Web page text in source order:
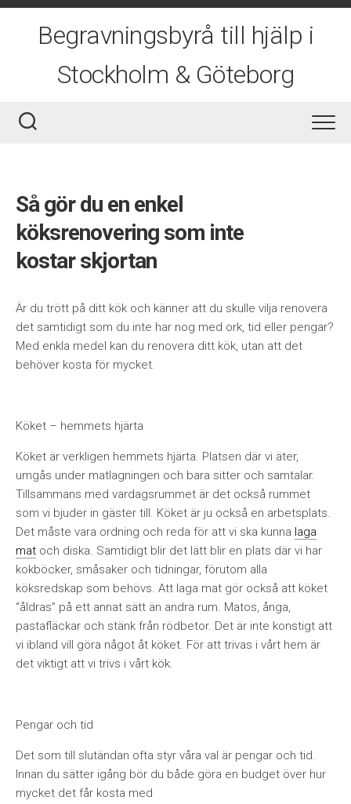
Skip
contentBegravningsbyrå till hjälp i
Stockholm & Göteborg
Så gör du en enkel
köksrenovering som inte
kostar skjortan
Är du trött på ditt kök och känner att du skulle vilja renovera
det samtidigt som du inte har nog med ork, tid eller pengar?
Med enkla medel kan du renovera ditt kök, utan att det
behöver kosta för mycket.
Köket – hemmets hjärta
Köket är verkligen hemmets hjärta. Platsen där vi äter,
umgås under matlagningen och bara sitter och samtalar.
Tillsammans med vardagsrummet är det också rummet
som vi bjuder in gäster till. Köket är ju också en arbetsplats.
Det måste vara ordning och reda för att vi ska kunna laga
mat och diska. Samtidigt blir det lätt blir en plats där vi har
kokböcker, småsaker och tidningar, förutom alla
köksredskap som behövs. Att laga mat gör också att köket
“åldras” på ett annat sätt än andra rum. Matos, ånga,
pastafläckar och stänk från rödbetor. Det är inte konstigt att
vi ibland vill göra något åt köket. För att trivas i vårt hem är
det viktigt att vi trivs i vårt kök.
Pengar och tid
Det som till slutändan ofta styr våra val är pengar och tid.
Innan du sätter igång bör du både göra en budget över hur
mycket det får kosta med